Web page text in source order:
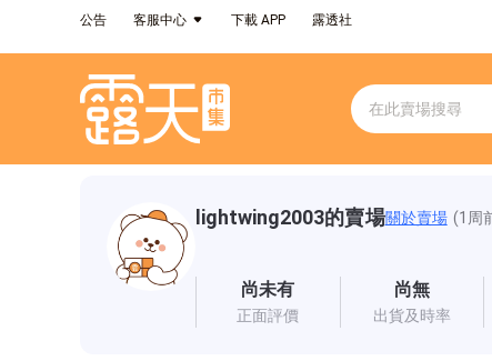
公告 客服中心 下載 APP 露透社
lightwing2003的賣場關於賣場 (1周
尚未有
正面評價
尚無
出貨及時率